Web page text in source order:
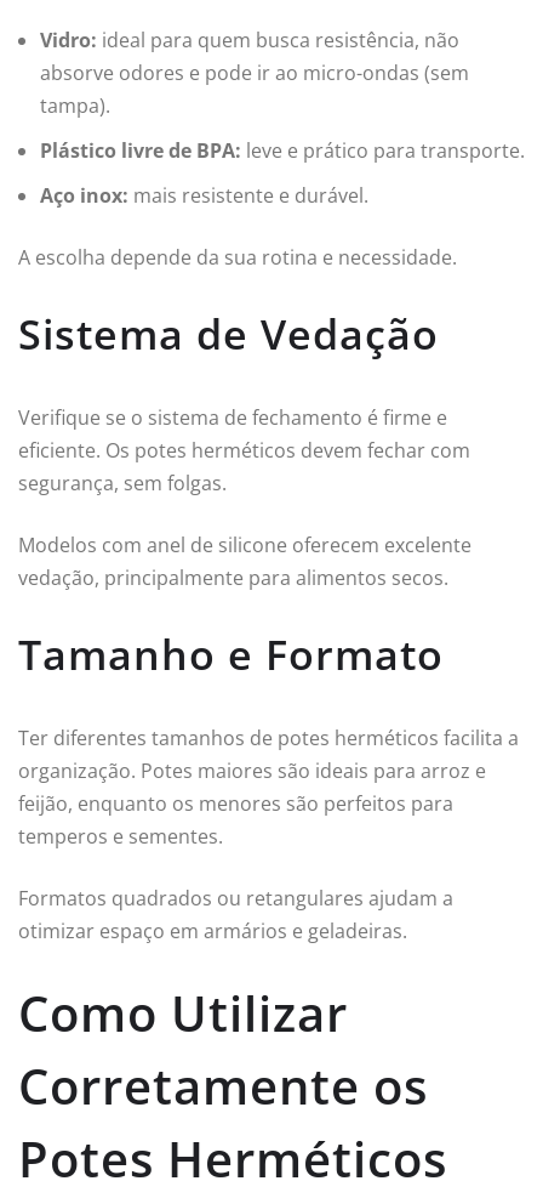
Vidro: ideal para quem busca resistência, não
absorve odores e pode ir ao micro-ondas (sem
tampa).
Plástico livre de BPA: leve e prático para transporte.
Aço inox: mais resistente e durável.
A escolha depende da sua rotina e necessidade.
Sistema de Vedação
Verifique se o sistema de fechamento é firme e
eficiente. Os potes herméticos devem fechar com
segurança, sem folgas.
Modelos com anel de silicone oferecem excelente
vedação, principalmente para alimentos secos.
Tamanho e Formato
Ter diferentes tamanhos de potes herméticos facilita a
organização. Potes maiores são ideais para arroz e
feijão, enquanto os menores são perfeitos para
temperos e sementes.
Formatos quadrados ou retangulares ajudam a
otimizar espaço em armários e geladeiras.
Como Utilizar
Corretamente os
Potes Herméticos